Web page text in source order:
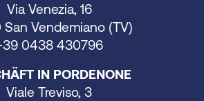
Via Venezia, 16
San Vendemiano (TV)
0438 430796
IN PORDENONE
Viale Treviso, 3